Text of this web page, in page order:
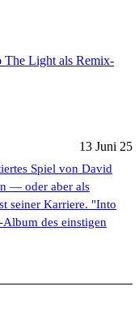
13 Juni 25
Spiel von David
— oder aber als
seiner Karriere. "Into
des einstigen